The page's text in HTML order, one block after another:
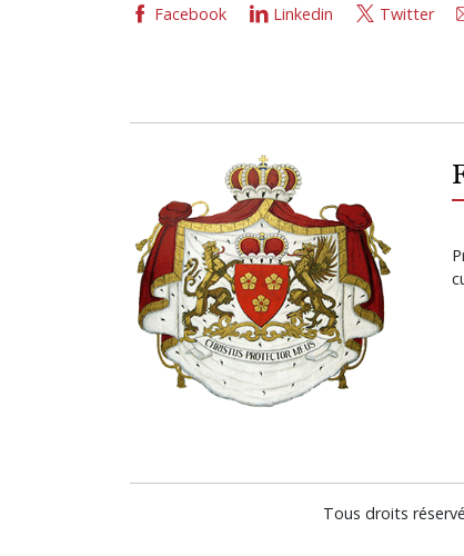
Facebook Linkedin Twitter
Tous droits